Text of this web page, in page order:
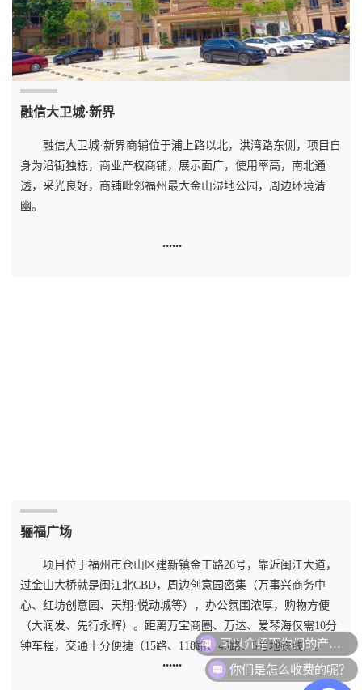
融信大卫城·新界
融信大卫城·新界商铺位于浦上路以北，洪湾路东侧，项目自
身为沿街独栋，商业产权商铺，展示面广，使用率高，南北通
透，采光良好，商铺毗邻福州最大金山湿地公园，周边环境清
幽。
骊福广场
项目位于福州市仓山区建新镇金工路26号，靠近闽江大道，
过金山大桥就是闽江北CBD，周边创意园密集（万事兴商务中
心、红坊创意园、天翔·悦动城等），办公氛围浓厚，购物方便
（大润发、先行永辉）。距离万宝商圈、万达、爱琴海仅需10分
钟车程，交通十分便捷（15路、118路、45路、5号地铁线）。
可以介绍下你们的产品么？
你们是怎么收费的呢？